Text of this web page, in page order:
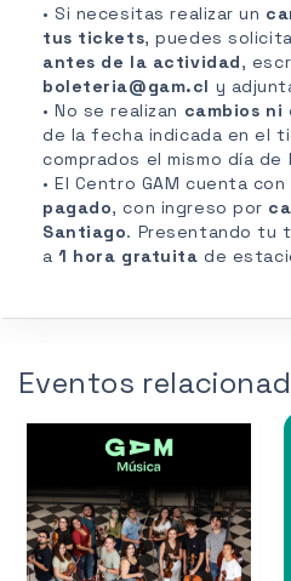
• Si necesitas realizar un
tus tickets, puedes
antes de la actividad,
boleteria@gam.cl y
• No se realizan cambios ni
de la fecha indicada en el
comprados el mismo día de
• El Centro GAM cuenta con
pagado, con ingreso por
Santiago. Presentando tu
a1 hora gratuita de
Eventos